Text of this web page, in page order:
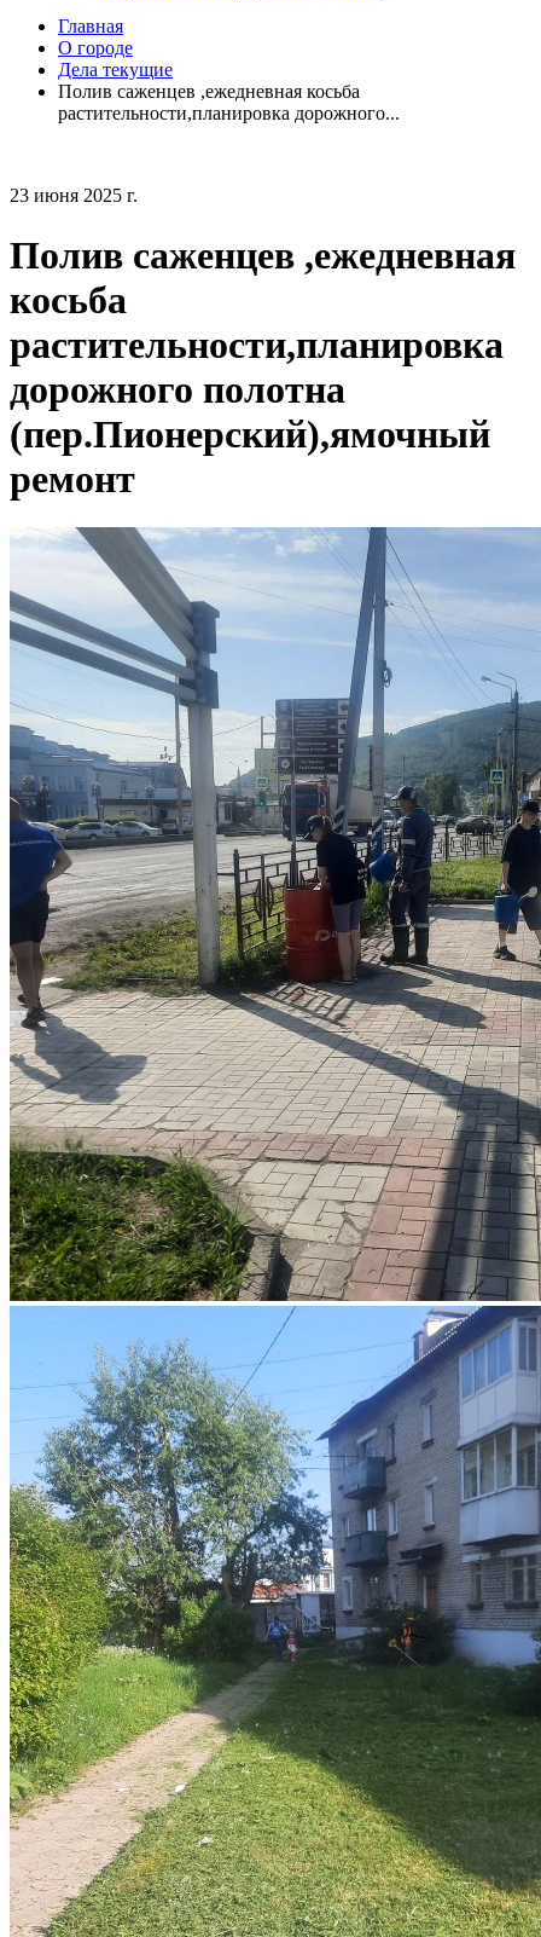
Главная
О городе
Дела текущие
Полив саженцев ,ежедневная косьба
растительности,планировка дорожного...
23 июня 2025 г.
Полив саженцев ,ежедневная
косьба
растительности,планировка
дорожного полотна
(пер.Пионерский),ямочный
ремонт